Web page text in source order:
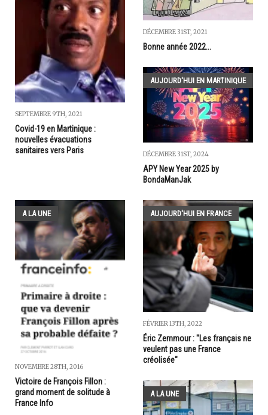
SEPTEMBRE 9TH, 2021
Covid-19 en Martinique :
nouvelles évacuations
sanitaires vers Paris
DÉCEMBRE 31ST, 2021
Bonne année 2022...
AUJOURD'HUI EN MARTINIQUE
DÉCEMBRE 31ST, 2024
APY New Year 2025 by
BondaManJak
A LA UNE
NOVEMBRE 28TH, 2016
Victoire de François Fillon :
grand moment de solitude à
France Info
AUJOURD'HUI EN FRANCE
FÉVRIER 13TH, 2022
Éric Zemmour : "Les français ne
veulent pas une France
créolisée"
A LA UNE